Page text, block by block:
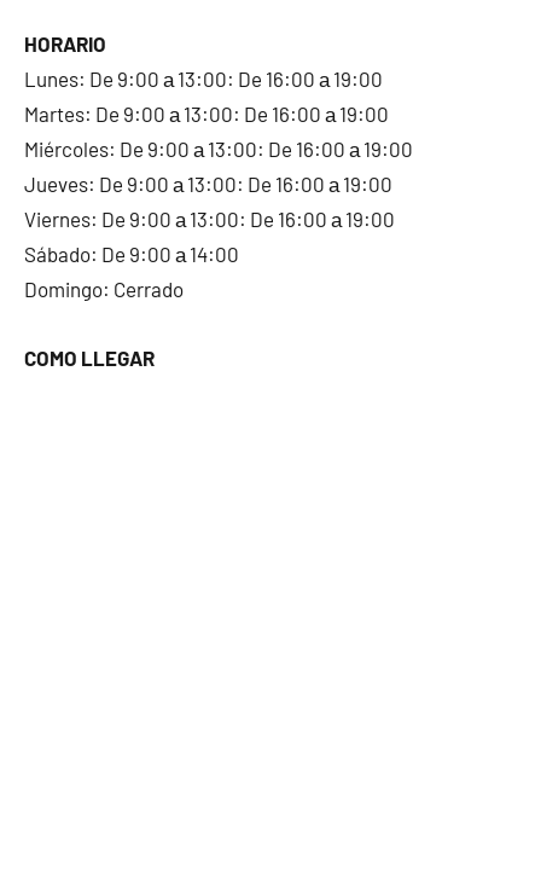
HORARIO
Lunes: De 9:00 а 13:00: De 16:00 а 19:00
Martes: De 9:00 а 13:00: De 16:00 а 19:00
Miércoles: De 9:00 а 13:00: De 16:00 а 19:00
Jueves: De 9:00 а 13:00: De 16:00 а 19:00
Viernes: De 9:00 а 13:00: De 16:00 а 19:00
Sábado: De 9:00 а 14:00
Domingo: Cerrado
COMO LLEGAR